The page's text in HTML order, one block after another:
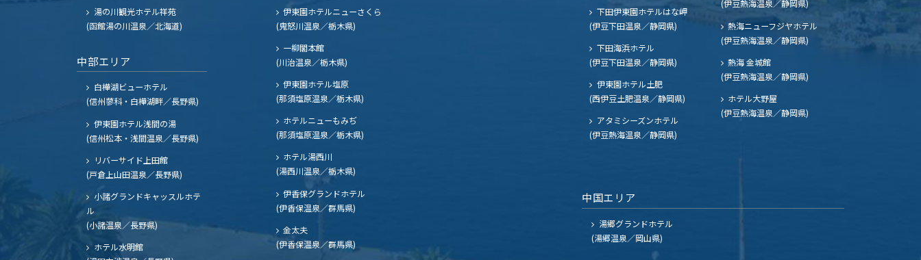
湯の川観光ホテル祥苑
(函館湯の川温泉／北海道)
中部エリア
白樺湖ビューホテル
(信州蓼科・白樺湖畔／長野県)
伊東園ホテル浅間の湯
(信州松本・浅間温泉／長野県)
リバーサイド上田館
(戸倉上山田温泉／長野県)
小諸グランドキャッスルホテ
ル
(小諸温泉／長野県)
ホテル水明館
伊東園ホテルニューさくら
(鬼怒川温泉／栃木県)
一柳閣本館
(川治温泉／栃木県)
伊東園ホテル塩原
(那須塩原温泉／栃木県)
ホテルニューもみぢ
(那須塩原温泉／栃木県)
ホテル湯西川
(湯西川温泉／栃木県)
伊香保グランドホテル
(伊香保温泉／群馬県)
金太夫
(伊香保温泉／群馬県)
下田伊東園ホテルはな岬
(伊豆下田温泉／静岡県)
下田海浜ホテル
(伊豆下田温泉／静岡県)
伊東園ホテル土肥
(西伊豆土肥温泉／静岡県)
(伊豆熱海温泉／静岡県)
熱海ニューフジヤホテル
(伊豆熱海温泉／静岡県)
熱海 金城館
(伊豆熱海温泉／静岡県)
ホテル大野屋
(伊豆熱海温泉／静岡県)
アタミシーズンホテル
(伊豆熱海温泉／静岡県)
中国エリア
湯郷グランドホテル
(湯郷温泉／岡山県)